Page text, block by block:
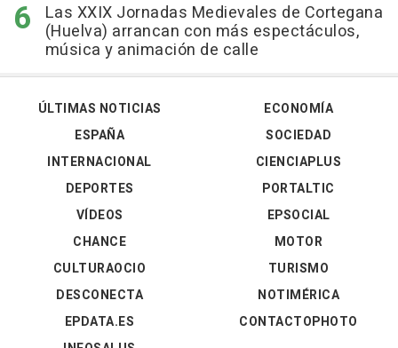
Las XXIX Jornadas Medievales de Cortegana
(Huelva) arrancan con más espectáculos,
música y animación de calle
ÚLTIMAS NOTICIAS
ESPAÑA
INTERNACIONAL
DEPORTES
VÍDEOS
ECONOMÍA
SOCIEDAD
CIENCIAPLUS
PORTALTIC
EPSOCIAL
CHANCE
CULTURAOCIO
DESCONECTA
EPDATA.ES
MOTOR
TURISMO
NOTIMÉRICA
CONTACTOPHOTO